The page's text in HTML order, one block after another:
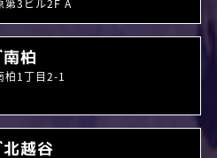
第3ビル2F A
柏
柏1丁目2-1
越谷